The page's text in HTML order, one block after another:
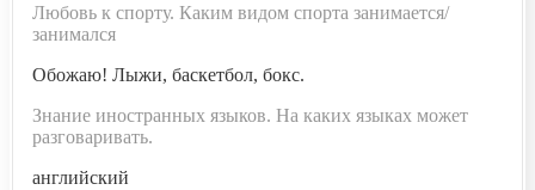
Любовь к спорту. Каким видом спорта занимается/
занимался
Обожаю! Лыжи, баскетбол, бокс.
Знание иностранных языков. На каких языках может
разговаривать.
английский